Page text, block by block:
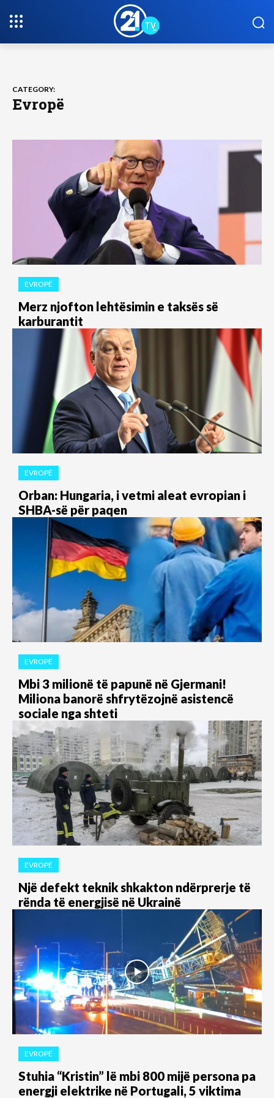
CATEGORY:
Evropë
EVROPË
Merz njofton lehtësimin e taksës së
karburantit
EVROPË
Orban: Hungaria, i vetmi aleat evropian i
SHBA-së për paqen
EVROPË
Mbi 3 milionë të papunë në Gjermani!
Miliona banorë shfrytëzojnë asistencë
sociale nga shteti
EVROPË
Një defekt teknik shkakton ndërprerje të
rënda të energjisë në Ukrainë
EVROPË
Stuhia “Kristin” lë mbi 800 mijë persona pa
energji elektrike në Portugali, 5 viktima